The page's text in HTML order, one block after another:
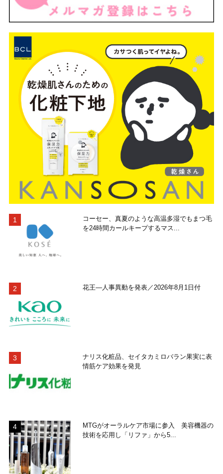
コーセー、真夏のような高温多湿でもまつ毛
を24時間カールキープするマス...
花王―人事異動を発表／2026年8月1日付
ナリス化粧品、セイタカミロバラン果実に表
情筋ケア効果を発見
MTGがオーラルケア市場に参入 美容機器の
技術を応用し「リファ」から5...